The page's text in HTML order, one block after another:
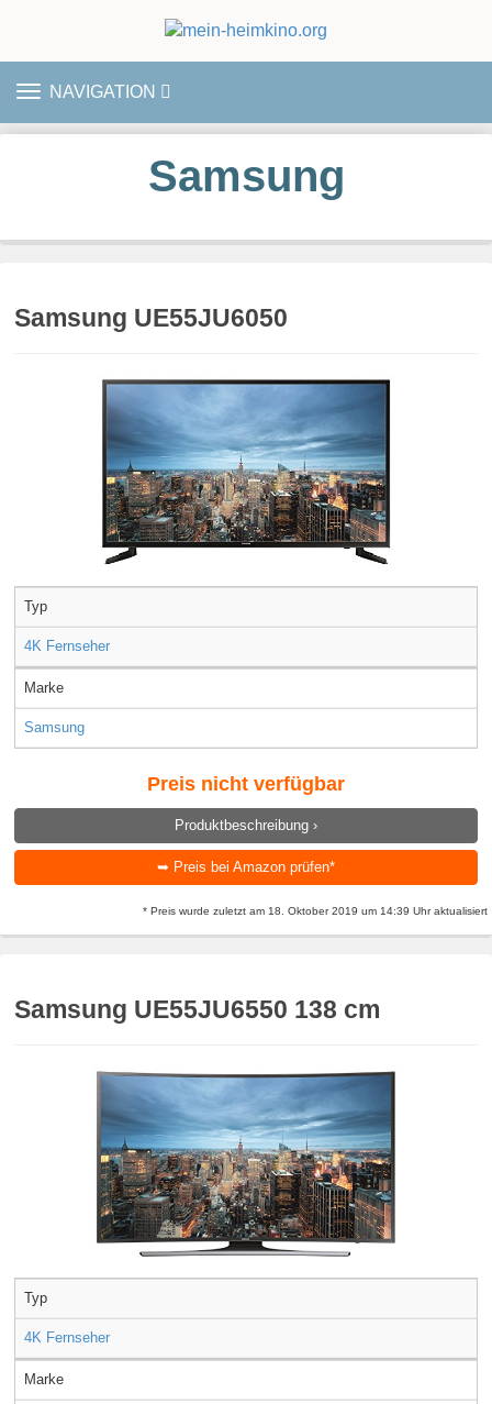
TOGGLE
NAVIGATION
Samsung
Samsung UE55JU6050
Typ
4K Fernseher
Marke
Samsung
Preis nicht verfügbar
Produktbeschreibung ›
➥ Preis bei Amazon prüfen*
* Preis wurde zuletzt am 18. Oktober 2019 um 14:39 Uhr aktualisiert
Samsung UE55JU6550 138 cm
Typ
4K Fernseher
Marke